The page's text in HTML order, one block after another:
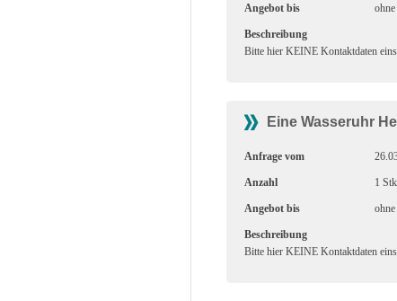
Angebot bis
Beschreibung
Bitte hier KEINE Kontaktdaten
Eine Wasseruhr
Anfrage vom
Anzahl 1
Angebot bis
Beschreibung
Bitte hier KEINE Kontaktdaten